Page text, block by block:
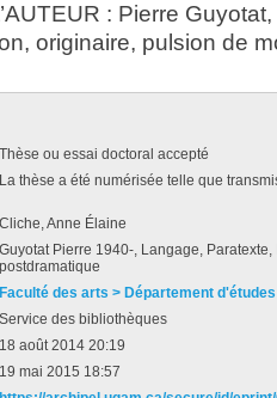
: Pierre
originaire, pulsion de
Thèse ou essai doctoral accepté
La thèse a été numérisée telle que
Cliche, Anne Élaine
Guyotat Pierre 1940-, Langage,
postdramatique
Faculté des arts > Département
Service des bibliothèques
18 août 2014 20:19
19 mai 2015 18:57